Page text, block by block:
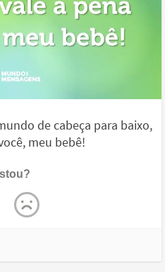
de cabeça para baixo,
meu bebê!